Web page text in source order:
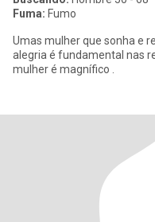
Fuma: Fumo
Umas mulher que sonha e
alegria é fundamental nas
mulher é magnífico .